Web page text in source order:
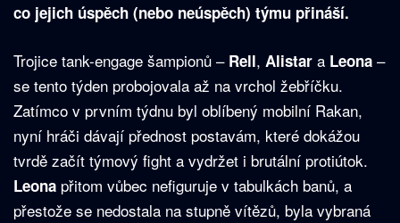
co jejich úspěch (nebo neúspěch) týmu přináší.
Trojice tank-engage šampionů – Rell, Alistar a Leona –
se tento týden probojovala až na vrchol žebříčku.
Zatímco v prvním týdnu byl oblíbený mobilní Rakan,
nyní hráči dávají přednost postavám, které dokážou
tvrdě začít týmový fight a vydržet i brutální protiútok.
Leona přitom vůbec nefiguruje v tabulkách banů, a
přestože se nedostala na stupně vítězů, byla vybraná